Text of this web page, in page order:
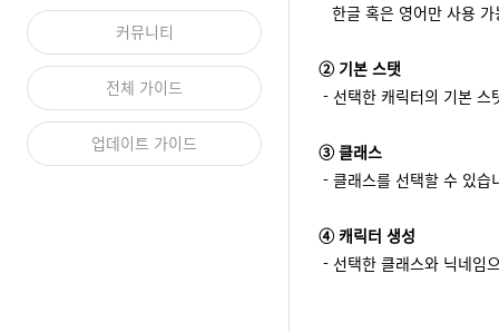
커뮤니티
전체 가이드
업데이트 가이드
한글 혹은 영어만 사용
② 기본 스탯
- 선택한 캐릭터의 기본 스
③ 클래스
- 클래스를 선택할 수 있습
④ 캐릭터 생성
- 선택한 클래스와 닉네임